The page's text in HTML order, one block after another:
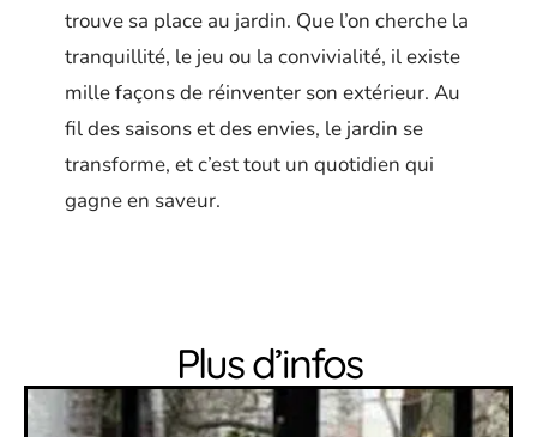
trouve sa place au jardin. Que l’on cherche la
tranquillité, le jeu ou la convivialité, il existe
mille façons de réinventer son extérieur. Au
fil des saisons et des envies, le jardin se
transforme, et c’est tout un quotidien qui
gagne en saveur.
Plus d’infos